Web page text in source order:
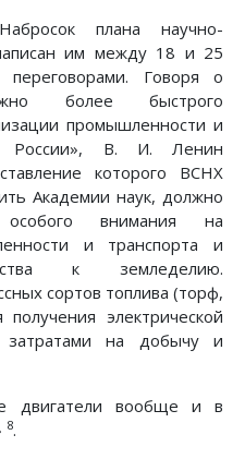
плана научно-
им между 18 и 25
Говоря о
более быстрого
промышленности и
России», В. И. Ленин
которого ВСНХ
Академии наук, должно
внимания на
и транспорта и
к земледелию.
сортов топлива (торф,
электрической
на добычу и
двигатели вообще и в
8.